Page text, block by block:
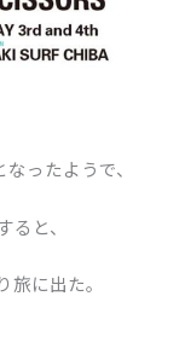
ったようで、
と、
に出た。